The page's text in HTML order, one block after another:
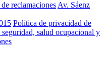
reclamaciones Av. Sáenz
Política de privacidad de
salud ocupacional y